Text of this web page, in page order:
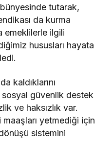
bünyesinde tutarak,
da kurma
emeklilerle ilgili
hususları hayata
kaldıklarını
sosyal güvenlik destek
ve haksızlık var.
maaşları yetmediği için
sistemini